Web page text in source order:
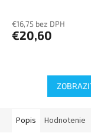
€16,75 bez DPH
€20,60
Popis Hodnotenie